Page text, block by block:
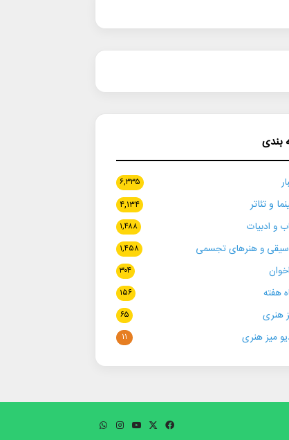
بندی
۶,۳۳۵
و تئاتر ۴,۱۳۴
و ادبیات ۱,۴۸۸
و هنرهای تجسمی ۱,۴۵۸
۳۰۴
هفته ۱۵۶
هنری ۶۵
میز هنری ۱۱
فیسبوکایکس یوتیوباینستاگرام